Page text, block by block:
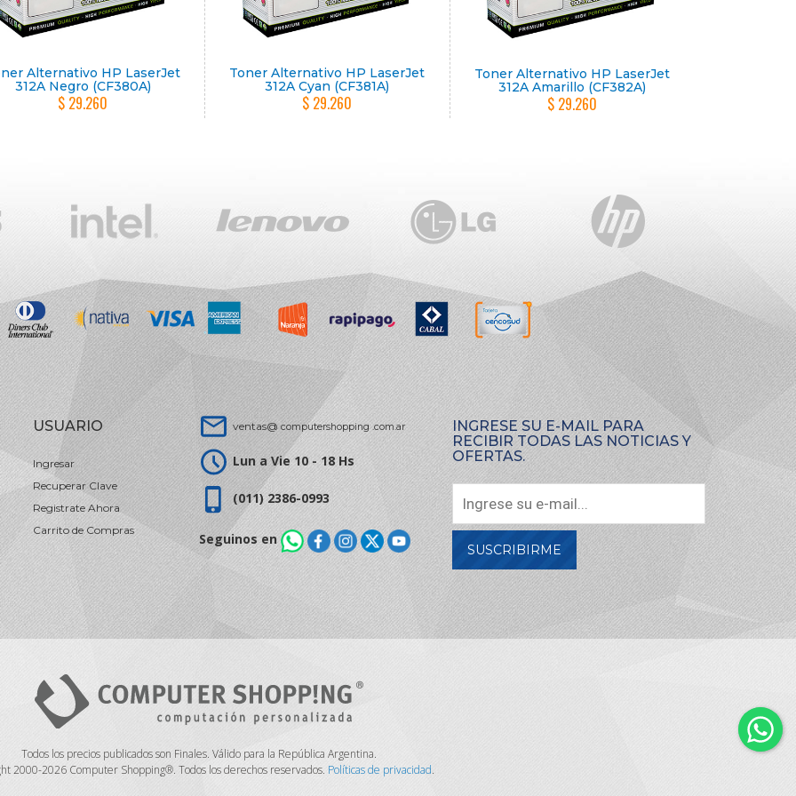
Alternativo HP LaserJet
312A Negro (CF380A)
$ 29.260
Toner Alternativo HP LaserJet
312A Cyan (CF381A)
$ 29.260
Toner Alternativo HP LaserJet
312A Amarillo (CF382A)
$ 29.260
USUARIO
Ingresar
Recuperar Clave
Registrate Ahora
Carrito de Compras
ventas@ computershopping .com.ar
Lun a Vie 10 - 18 Hs
(011) 2386-0993
Seguinos en
INGRESE SU E-MAIL PARA
RECIBIR TODAS LAS NOTICIAS Y
OFERTAS.
SUSCRIBIRME
Todos los precios publicados son Finales. Válido para la República Argentina.
2000-2026 Computer Shopping®. Todos los derechos reservados. Políticas de privacidad.